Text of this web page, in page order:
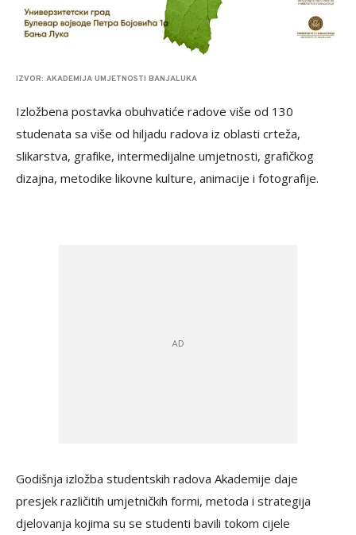
IZVOR: AKADEMIJA UMJETNOSTI BANJALUKA
Izložbena postavka obuhvatiće radove više od 130
studenata sa više od hiljadu radova iz oblasti crteža,
slikarstva, grafike, intermedijalne umjetnosti, grafičkog
dizajna, metodike likovne kulture, animacije i fotografije.
Godišnja izložba studentskih radova Akademije daje
presjek različitih umjetničkih formi, metoda i strategija
djelovanja kojima su se studenti bavili tokom cijele